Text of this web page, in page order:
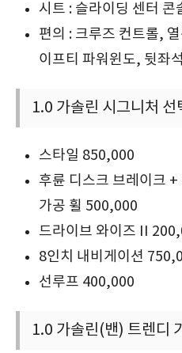
시트 : 슬라이딩 센터 콘
편의 : 크루즈 컨트롤,
이프티 파워윈도, 뒷좌
1.0 가솔린 시그니처 선
스타일 850,000
후륜 디스크 브레이크
가공 휠 500,000
드라이브 와이즈 II
8인치 내비게이션
선루프 400,000
1.0 가솔린(밴) 트렌디